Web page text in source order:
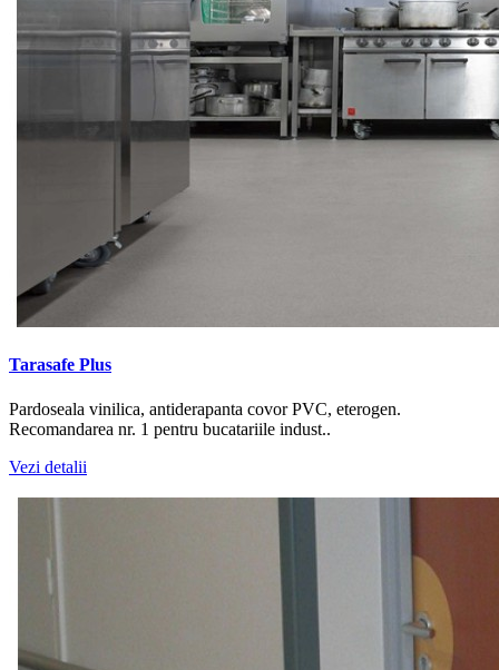
Tarasafe Plus
Pardoseala vinilica, antiderapanta covor PVC, eterogen.
Recomandarea nr. 1 pentru bucatariile indust..
Vezi detalii